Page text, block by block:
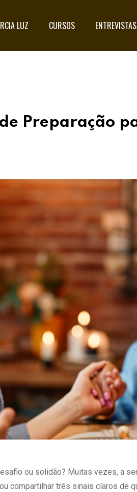
LUZ CURSOS ENTREVISTAS
de Preparação
ou solidão? Muitas vezes, a
compartilhar três sinais claros de